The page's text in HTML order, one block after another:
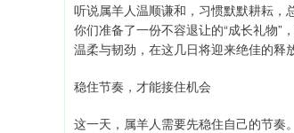
听说属羊人温顺谦和，习惯默默耕耘
你们准备了一份不容退让的“成长礼物”
温柔与韧劲，在这几日将迎来绝佳的释
稳住节奏，才能接住机会
这一天，属羊人需要先稳住自己的节奏